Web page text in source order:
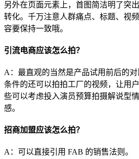
另外在页面元素上，首图简洁明了突
转化。千万注意人群痛点、标题、视
容要保持一致哦。
引流电商应该怎么拍？
A：最直观的当然是产品试用前后的
条件的还可以拍拍工厂的视频，让用
些可以考虑投入演员预算拍摄解说型
感。
招商加盟应该怎么拍？
A：可以直接引用 FAB 的销售法则。